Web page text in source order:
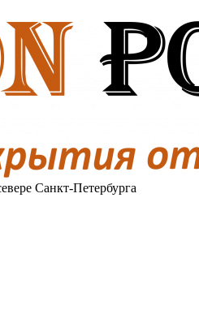
Санкт-Петербурга